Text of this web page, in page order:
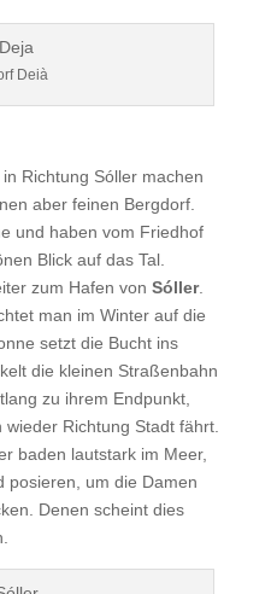
Deià
Richtung Sóller machen
aber feinen Bergdorf.
und haben vom Friedhof
Blick auf das Tal.
zum Hafen von Sóller.
man im Winter auf die
setzt die Bucht ins
die kleinen Straßenbahn
zu ihrem Endpunkt,
Richtung Stadt fährt.
baden lautstark im Meer,
posieren, um die Damen
Denen scheint dies